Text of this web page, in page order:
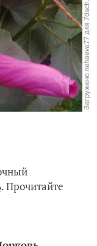
. Прочитайте